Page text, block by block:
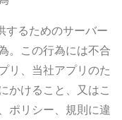
するためのサーバー
。この行為には不合
リ、当社アプリのた
かけること、又はこ
ポリシー、規則に違